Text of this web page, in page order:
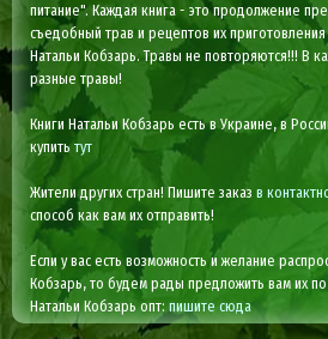
питание". Каждая книга - это продолжение
съедобный трав и рецептов их
Натальи Кобзарь. Травы не повторяются!!! В
разные травы!
Книги Натальи Кобзарь есть в Украине, в
купитьтут
Жители других стран! Пишите заказв
способ как вам их отправить!
Если у вас есть возможность и желание
Кобзарь, то будем рады предложить вам их
Натальи Кобзарь опт:пишите сюда